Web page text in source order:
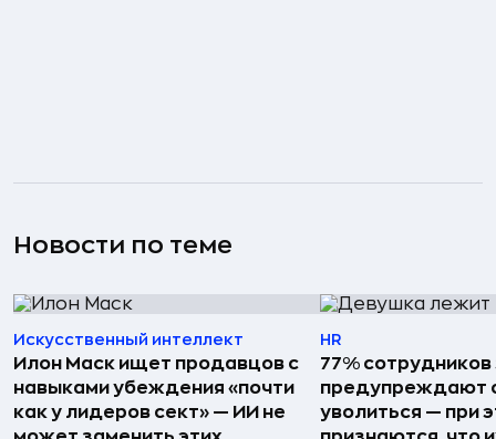
Новости по теме
Искусственный интеллект
Илон Маск ищет продавцов с
навыками убеждения «почти
как у лидеров сект» — ИИ не
HR
77%
предупреждают
уволиться — при